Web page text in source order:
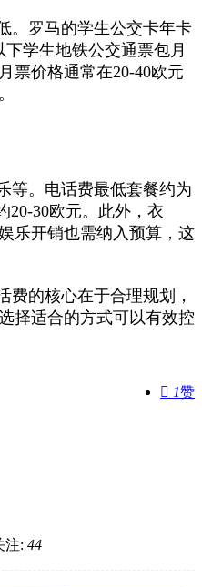
。罗马的学生公交卡年卡
学生地铁公交通票包月
票价格通常在20-40欧元
等。电话费最低套餐约为
20-30欧元。此外，衣
乐开销也需纳入预算，这
的核心在于合理规划，
择适合的方式可以有效控
 1赞
注: 44